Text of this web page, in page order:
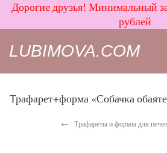
Дорогие друзья! Минимальный
рублей
LUBIMOVA.COM
Трафарет+форма «Собачка
Трафареты и формы для